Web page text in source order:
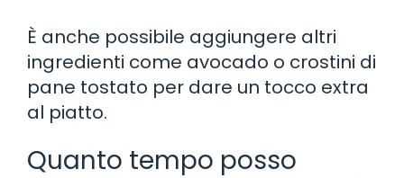
È anche possibile aggiungere altri
ingredienti come avocado o crostini di
pane tostato per dare un tocco extra
al piatto.
Quanto tempo posso